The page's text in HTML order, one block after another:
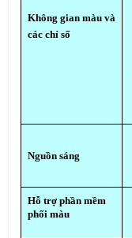
Không gian màu và
các chỉ số
Nguồn sáng
Hỗ trợ phần mềm
phối màu